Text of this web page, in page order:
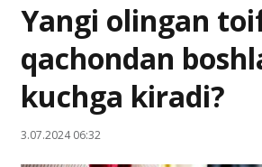
Yangi olingan
qachondan
kuchga kiradi?
3.07.2024 06:32